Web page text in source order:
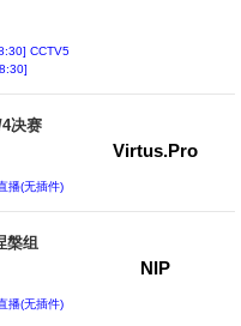
CCTV5
决赛
播(无插件)
Virtus.Pro
槃组
播(无插件)
NIP